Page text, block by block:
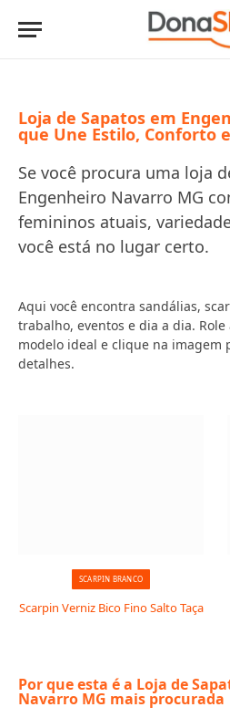
Loja de Sapatos em
que Une Estilo, Conforto
Se você procura uma loja
Engenheiro Navarro MG
femininos atuais,
você está no lugar certo.
Aqui você encontra sandálias,
trabalho, eventos e dia a dia.
modelo ideal e clique na imagem
detalhes.
SCARPIN BRANCO
Scarpin Verniz Bico Fino Salto Taça
Por que esta é a Loja de
Navarro MG mais procurada